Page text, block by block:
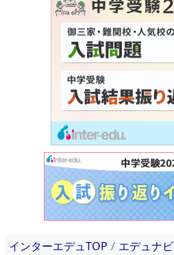
インターエデュTOP エデュナビ